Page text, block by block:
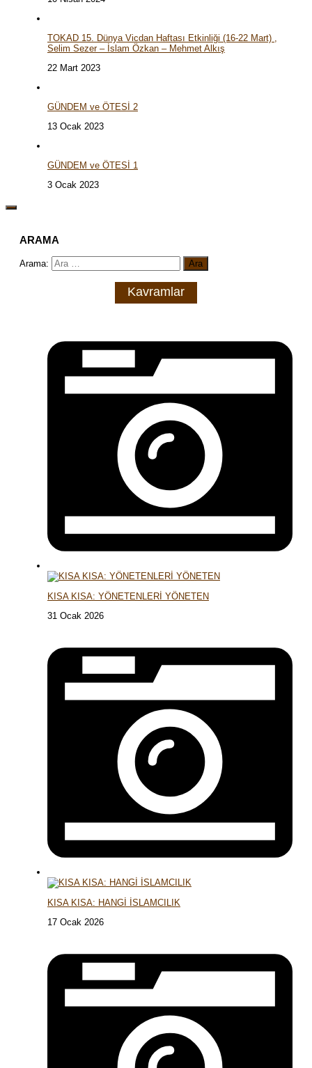
TOKAD 15. Dünya Vicdan Haftası Etkinliği (16-22 Mart) ,
Selim Sezer – İslam Özkan – Mehmet Alkış
22 Mart 2023
GÜNDEM ve ÖTESİ 2
13 Ocak 2023
GÜNDEM ve ÖTESİ 1
3 Ocak 2023
ARAMA
Arama:
Kavramlar
KISA KISA: YÖNETENLERİ YÖNETEN
31 Ocak 2026
KISA KISA: HANGİ İSLAMCILIK
17 Ocak 2026